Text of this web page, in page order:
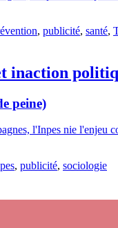
, publicité, santé,
inaction
peine)
l'Inpes nie l'enjeu
, publicité, sociologie